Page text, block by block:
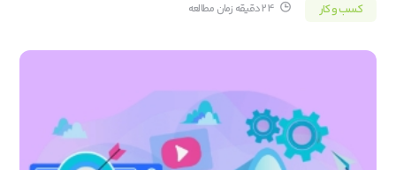
کسب و کار 24 دقیقه زمان مطالعه